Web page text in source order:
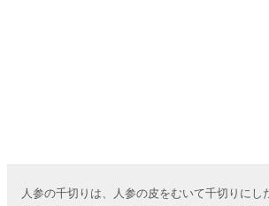
人参の千切りは、人参の皮をむいて千切りにし